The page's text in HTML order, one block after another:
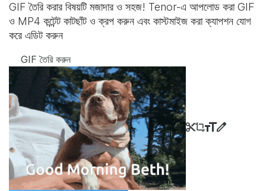
GIF তৈরি করার বিষয়টি মজাদার ও সহজ! Tenor-এ আপলোড করা GIF
ও MP4 কন্টেন্ট কাটছাঁট ও ক্রপ করুন এবং কাস্টমাইজ করা ক্যাপশন যোগ
করে এডিট করুন
GIF তৈরি করুন